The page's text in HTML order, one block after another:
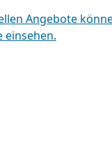
Angebote
einsehen.